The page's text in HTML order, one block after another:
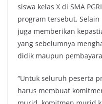
siswa kelas X di SMA
program tersebut.
juga memberikan
yang sebelumnya
didik maupun
“Untuk seluruh peserta
harus membuat